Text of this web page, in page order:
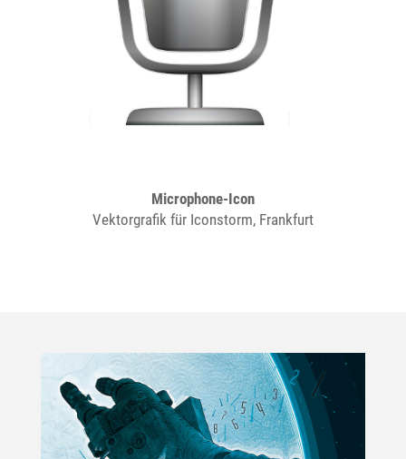
Microphone-Icon
Vektorgrafik für Iconstorm, Frankfurt